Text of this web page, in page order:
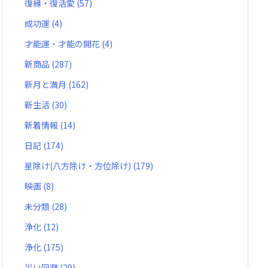
復縁・復活愛 (57)
成功運 (4)
才能運・才能の開花 (4)
新商品 (287)
新月と満月 (162)
新生活 (30)
新着情報 (14)
日記 (174)
星除け(八方除け・方位除け) (179)
映画 (8)
未分類 (28)
浄化 (12)
浄化 (175)